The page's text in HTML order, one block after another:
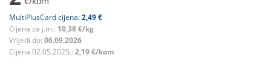
MultiPlusCard cijena:2,49 €
Cijena za j.m.: 10,38 €/kg
Vrijedi do: 06.09.2026
Cijena 02.05.2025.: 2,19 €/kom